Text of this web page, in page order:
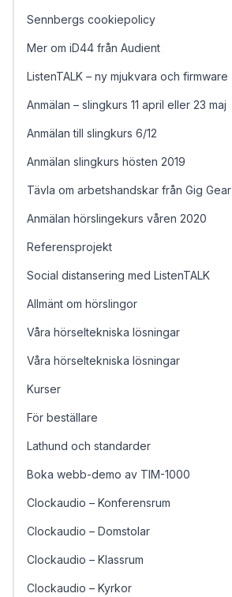
Sennbergs cookiepolicy
Mer om iD44 från Audient
ListenTALK – ny mjukvara och firmware
Anmälan – slingkurs 11 april eller 23 maj
Anmälan till slingkurs 6/12
Anmälan slingkurs hösten 2019
Tävla om arbetshandskar från Gig Gear
Anmälan hörslingekurs våren 2020
Referensprojekt
Social distansering med ListenTALK
Allmänt om hörslingor
Våra hörseltekniska lösningar
Våra hörseltekniska lösningar
Kurser
För beställare
Lathund och standarder
Boka webb-demo av TIM-1000
Clockaudio – Konferensrum
Clockaudio – Domstolar
Clockaudio – Klassrum
Clockaudio – Kyrkor